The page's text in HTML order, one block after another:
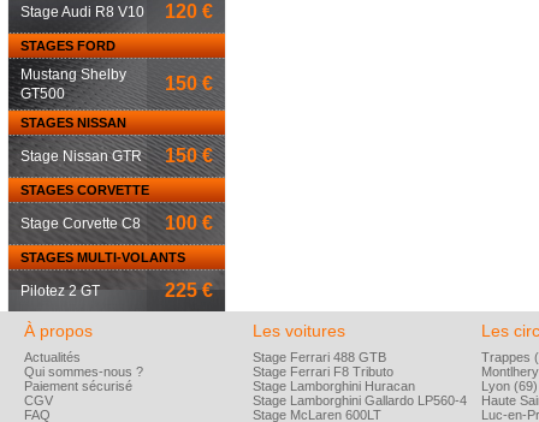
Stage Audi R8 V10 120 €
STAGES FORD
Mustang Shelby
GT500
150 €
STAGES NISSAN
Stage Nissan GTR 150 €
STAGES CORVETTE
Stage Corvette C8 100 €
STAGES MULTI-VOLANTS
Pilotez 2 GT 225 €
À propos
Actualités
Qui sommes-nous ?
Paiement sécurisé
CGV
FAQ
Les voitures
Stage Ferrari 488 GTB
Stage Ferrari F8 Tributo
Stage Lamborghini Huracan
Stage Lamborghini Gallardo LP560-4
Stage McLaren 600LT
Les
Trappes
Lyon (69)
Haute
Luc-en-